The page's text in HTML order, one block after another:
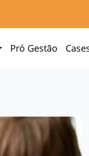
Pró Gestão